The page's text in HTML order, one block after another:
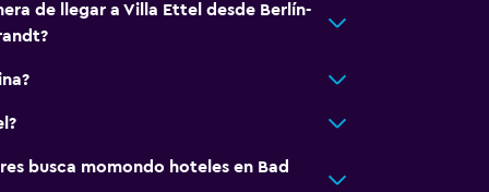
de llegar a Villa Ettel desde Berlín-
busca momondo hoteles en Bad